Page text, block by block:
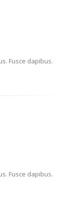
Fusce dapibus.
Fusce dapibus.